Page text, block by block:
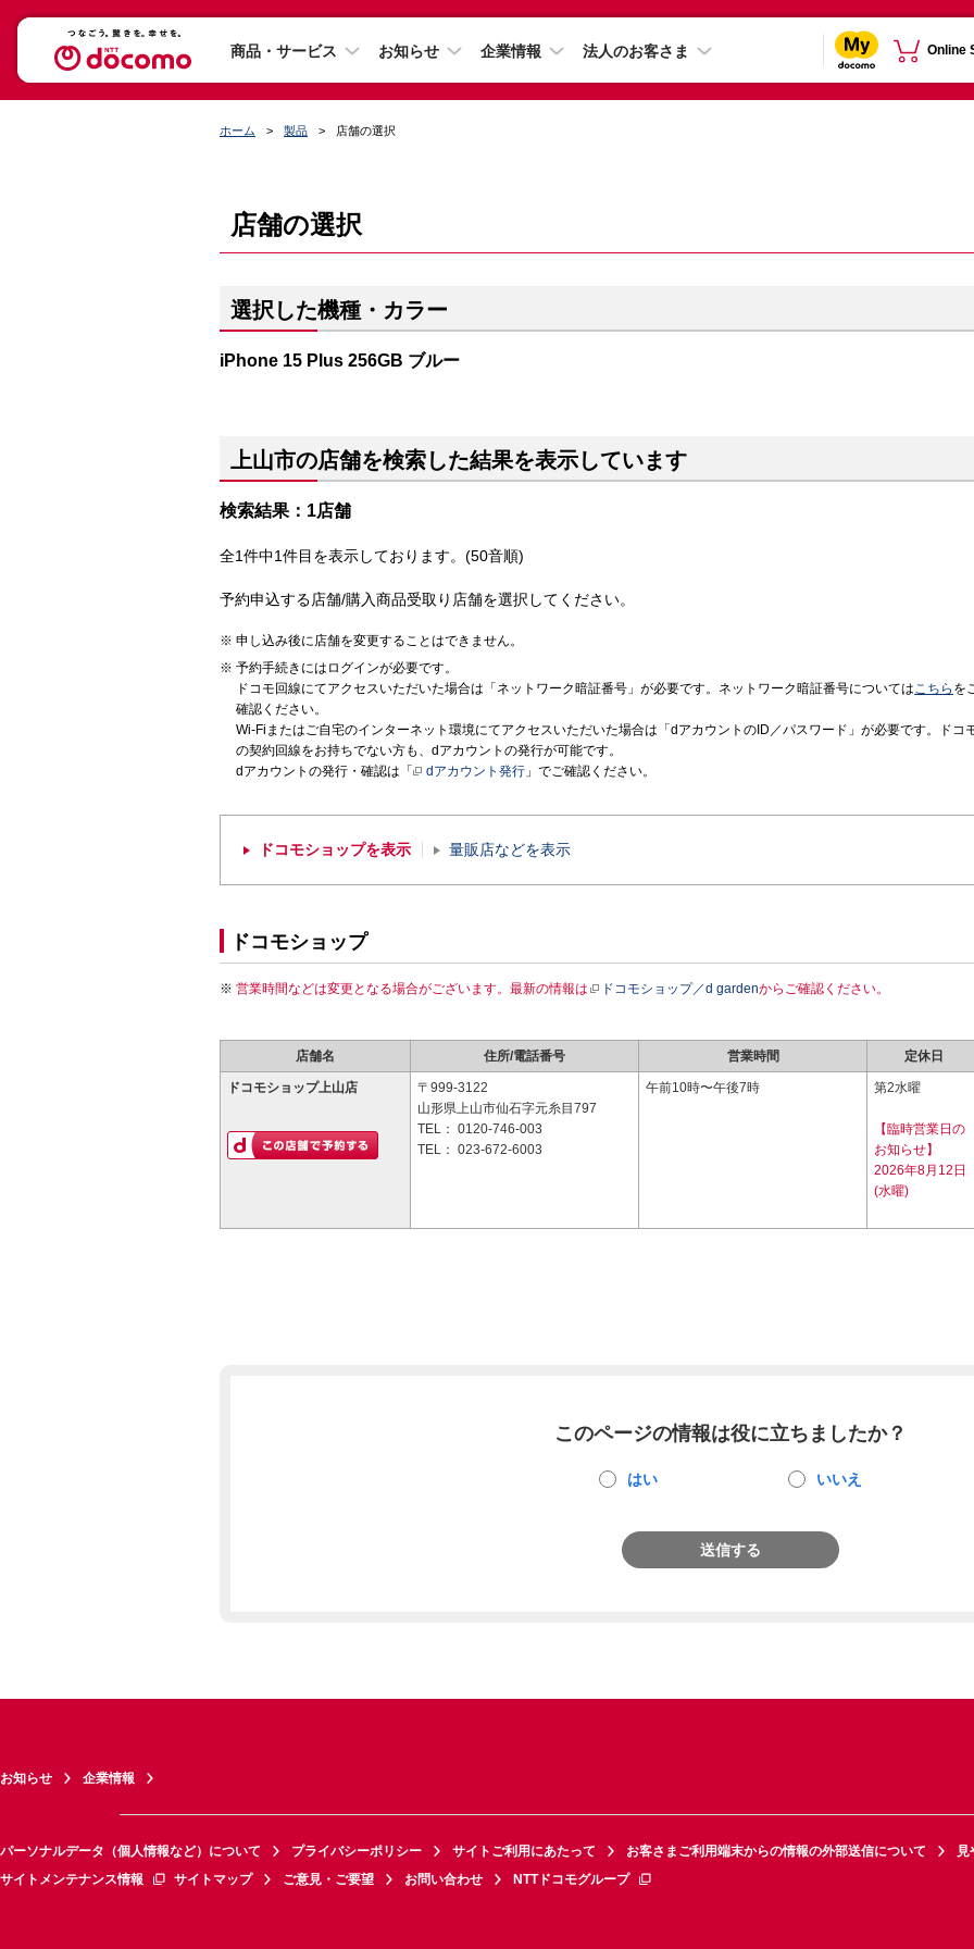
商品・サービス お知らせ 企業情報 法人のお客さま Online
ホーム 製品 店舗の選択
店舗の選択
選択した機種・カラー
iPhone 15 Plus 256GB ブルー
上山市の店舗を検索した結果を表示しています
検索結果：1店舗
全1件中1件目を表示しております。(50音順)
予約申込する店舗/購入商品受取り店舗を選択してください。
申し込み後に店舗を変更することはできません。
予約手続きにはログインが必要です。
ドコモ回線にてアクセスいただいた場合は「ネットワーク暗証番号」が必要です。ネットワーク暗証番号についてはこちら を
確認ください。
Wi-Fiまたはご自宅のインターネット環境にてアクセスいただいた場合は「dアカウントのID／パスワード」が必要です。ドコ
の契約回線をお持ちでない方も、dアカウントの発行が可能です。
dアカウントの発行・確認は「
dアカウント発行 」でご確認ください。
ドコモショップを表示 量販店などを表示
ドコモショップ
営業時間などは変更となる場合がございます。最新の情報は ドコモショップ／d gardenからご確認ください。
店舗名 住所/電話番号 営業時間 定休日
ドコモショップ上山店
〒999-3122
山形県上山市仙石字元糸目797
TEL： 0120-746-003
TEL： 023-672-6003
午前10時〜午後7時 第2水曜
【臨時営業日の
お知らせ】
2026年8月12日
(水曜)
このページの情報は役に立ちましたか？
はい いいえ
送信する
お知らせ 企業情報
パーソナルデータ（個人情報など）について プライバシーポリシー サイトご利用にあたって お客さまご利用端末からの情報の外部送信について
見
サイトメンテナンス情報
サイトマップ ご意見・ご要望 お問い合わせ NTTドコモグループ